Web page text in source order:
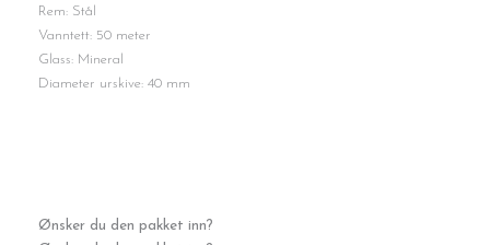
Rem: Stål
Vanntett: 50 meter
Glass: Mineral
Diameter urskive: 40 mm
Ønsker du den pakket inn?
F20552-